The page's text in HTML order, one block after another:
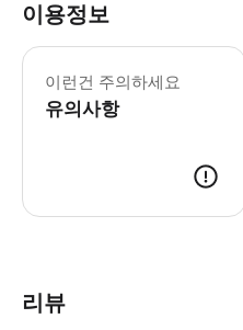
이용정보
이런건 주의하세요
유의사항
리뷰